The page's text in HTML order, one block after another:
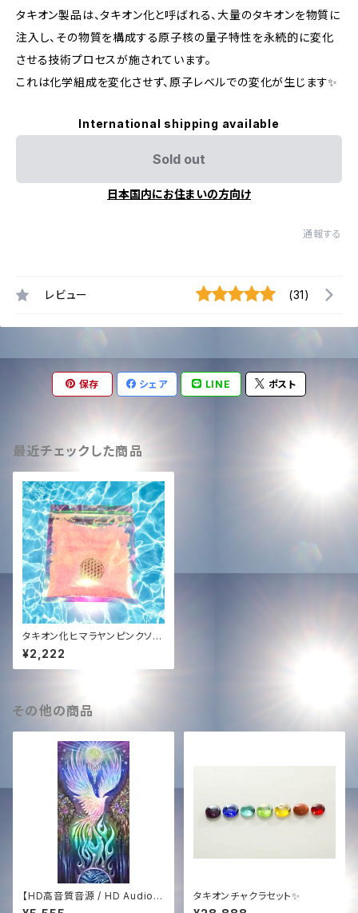
タキオン製品は、タキオン化と呼ばれる、大量のタキオンを物質に
注入し、その物質を構成する原子核の量子特性を永続的に変化
させる技術プロセスが施されています。
これは化学組成を変化させず、原子レベルでの変化が生じます✨
International shipping available
Sold out
日本国内にお住まいの方向け
通報する
レビュー (31)
保存 シェア LINE ポスト
最近チェックした商品
タキオン化ヒマラヤンピンクソル
ト50g✨
¥2,222
その他の商品
【HD高音質音源 / HD Audio】
白き鳳凰の歌 ─ The Song of
タキオンチャクラセット✨